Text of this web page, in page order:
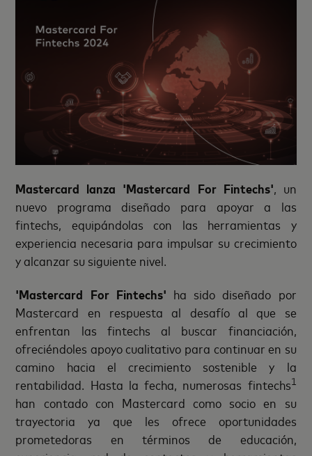
Mastercard lanza 'Mastercard For Fintechs' , un
nuevo programa diseñado para apoyar a las
fintechs, equipándolas con las herramientas y
experiencia necesaria para impulsar su crecimiento
y alcanzar su siguiente nivel.
'Mastercard For Fintechs' ha sido diseñado por
Mastercard en respuesta al desafío al que se
enfrentan las fintechs al buscar financiación,
ofreciéndoles apoyo cualitativo para continuar en su
camino hacia el crecimiento sostenible y la
rentabilidad. Hasta la fecha, numerosas fintechs1
han contado con Mastercard como socio en su
trayectoria ya que les ofrece oportunidades
prometedoras en términos de educación,